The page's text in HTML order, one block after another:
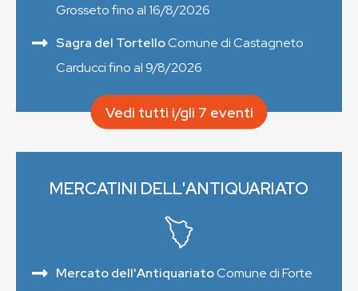
Grosseto fino al 16/8/2026
Sagra del TortelloComune di Castagneto
Carducci fino al 9/8/2026
Vedi tutti i/gli 7 eventi
MERCATINI DELL'ANTIQUARIATO
Mercato dell'AntiquariatoComune di Forte